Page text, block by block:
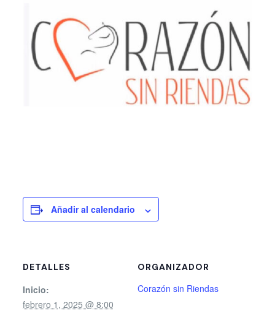
Añadir al calendario
DETALLES
Inicio:
febrero 1, 2025 @ 8:00
ORGANIZADOR
Corazón sin Riendas